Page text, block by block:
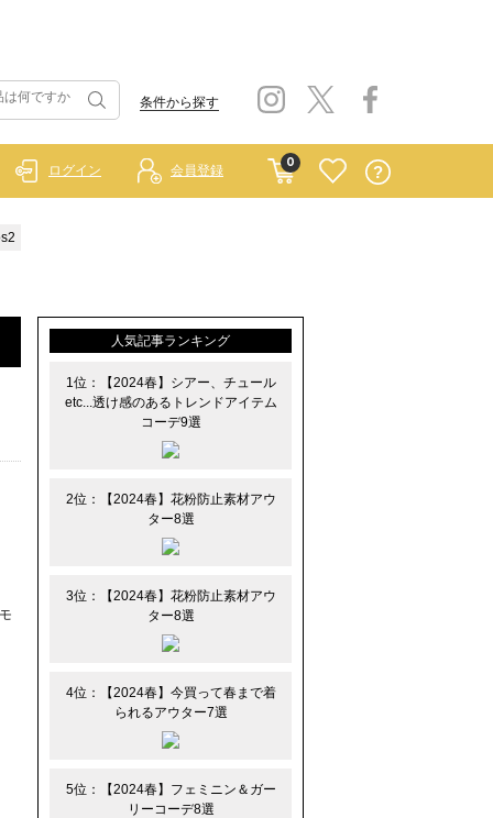
条件から探す
0
ログイン 会員登録
人気記事ランキング
1位：【2024春】シアー、チュール
etc...透け感のあるトレンドアイテム
コーデ9選
2位：【2024春】花粉防止素材アウ
ター8選
3位：【2024春】花粉防止素材アウ
ター8選
4位：【2024春】今買って春まで着
られるアウター7選
5位：【2024春】フェミニン＆ガー
リーコーデ8選